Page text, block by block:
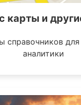
карты и
справочников
аналитики